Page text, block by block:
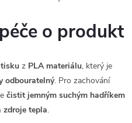
o produkt
z PLA materiálu, který je
odbouratelný. Pro zachování
čistit jemným suchým hadříkem
zdroje tepla.